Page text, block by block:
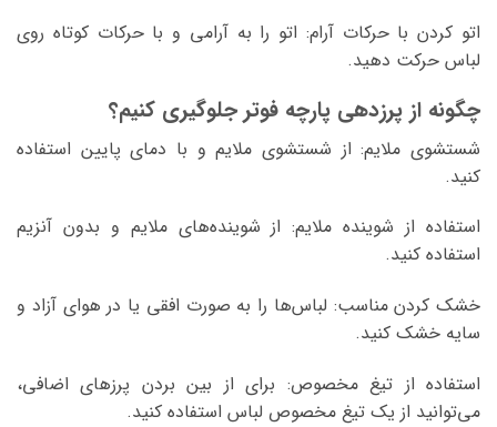
اتو کردن با حرکات آرام: اتو را به آرامی و با حرکات کوتاه روی
لباس حرکت دهید.
چگونه از پرزدهی پارچه فوتر جلوگیری کنیم؟
شستشوی ملایم: از شستشوی ملایم و با دمای پایین استفاده
کنید.
استفاده از شوینده ملایم: از شوینده‌های ملایم و بدون آنزیم
استفاده کنید.
خشک کردن مناسب: لباس‌ها را به صورت افقی یا در هوای آزاد و
سایه خشک کنید.
استفاده از تیغ مخصوص: برای از بین بردن پرزهای اضافی،
می‌توانید از یک تیغ مخصوص لباس استفاده کنید.